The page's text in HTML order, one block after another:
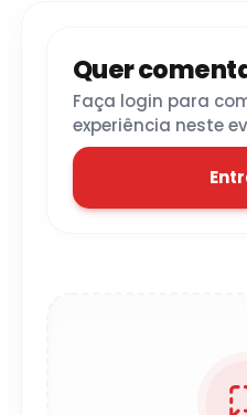
Quer
Faça login para
experiência neste